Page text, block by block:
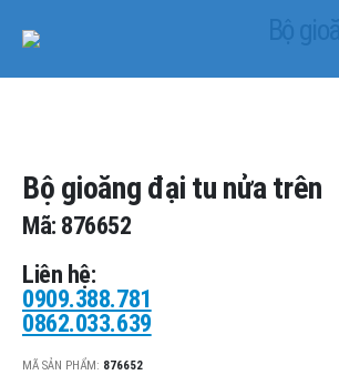
Bộ
Bộ gioăng đại tu nửa trên
Mã: 876652
Liên hệ:
0909.388.781
0862.033.639
MÃ SẢN PHẨM: 876652